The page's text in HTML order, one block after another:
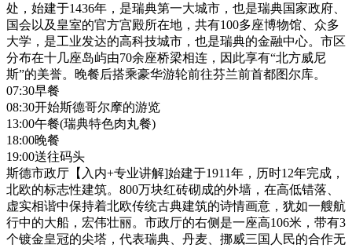
处，始建于1436年，是瑞典第一大城市，也是瑞典国家政府、
国会以及皇室的官方宫殿所在地，共有100多座博物馆、众多
大学，是工业发达的高科技城市，也是瑞典的金融中心。市区
分布在十几座岛屿由70余座桥梁相连，因此享有“北方威尼
斯”的美誉。晚餐后搭乘豪华游轮前往芬兰前首都图尔库。
07:30早餐
08:30开始斯德哥尔摩的游览
13:00午餐(瑞典特色肉丸餐)
18:00晚餐
19:00送往码头
斯德市政厅【入内+专业讲解]始建于1911年，历时12年完成，
北欧的标志性建筑。800万块红砖砌成的外墙，在高低错落、
虚实相谐中保持着北欧传统古典建筑的诗情画意，犹如一艘航
行中的大船，宏伟壮丽。市政厅的右侧是一座高106米，带有3
个镀金皇冠的尖塔，代表瑞典、丹麦、挪威三国人民的合作无